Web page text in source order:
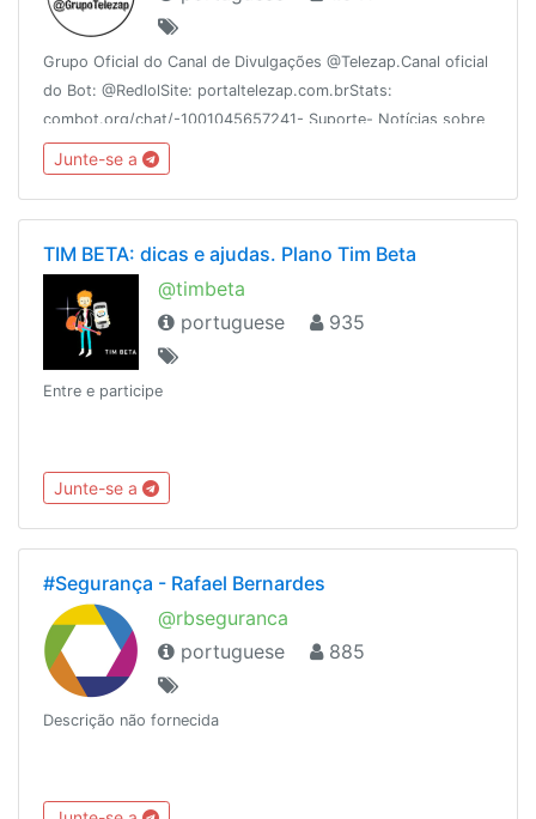
Grupo Oficial do Canal de Divulgações @Telezap.Canal oficial
do Bot: @RedlolSite: portaltelezap.com.brStats:
combot.org/chat/-1001045657241- Suporte- Notícias sobre
o Telegram- Canais e Grupos LimposRecomendações:
@EncontreAqui
Junte-se a
TIM BETA: dicas e ajudas. Plano Tim Beta
@timbeta
portuguese
935
Entre e participe
Junte-se a
#Segurança - Rafael Bernardes
@rbseguranca
portuguese
885
Descrição não fornecida